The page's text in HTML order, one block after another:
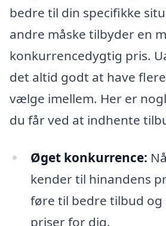
bedre til din specifikke
andre måske tilbyder en
konkurrencedygtig pris.
det altid godt at have
vælge imellem. Her er
du får ved at indhente
Øget konkurrence:
kender til hinandens
føre til bedre tilbud
priser for dig.